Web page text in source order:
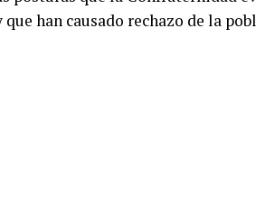
han causado rechazo de la